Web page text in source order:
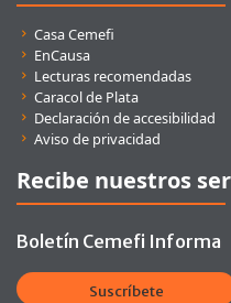
Enlaces rápidos
Casa Cemefi
EnCausa
Lecturas recomendadas
Caracol de Plata
Declaración de accesibilidad
Aviso de privacidad
Recibe nuestros
Boletín Cemefi Informa
Suscríbete